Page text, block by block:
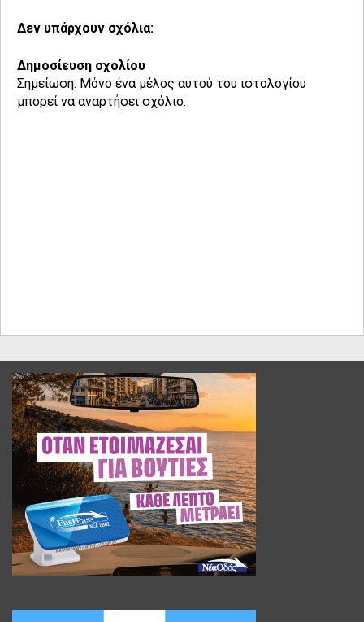
Δεν υπάρχουν σχόλια:
Δημοσίευση σχολίου
Σημείωση: Μόνο ένα μέλος αυτού του ιστολογίου
μπορεί να αναρτήσει σχόλιο.